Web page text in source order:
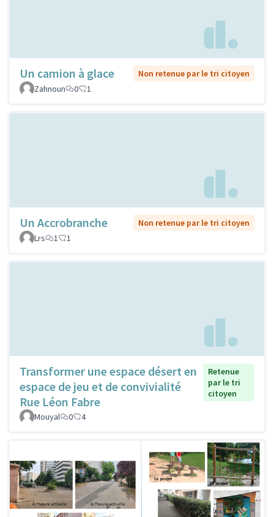
Un camion à glace
Non retenue par le tri citoyen
Zahnoun
0 1
Un Accrobranche
Non retenue par le tri citoyen
Lrs
1 1
Transformer une espace désert en
espace de jeu et de convivialité
Rue Léon Fabre
Retenue
par le tri
citoyen
Mouyal 0 4